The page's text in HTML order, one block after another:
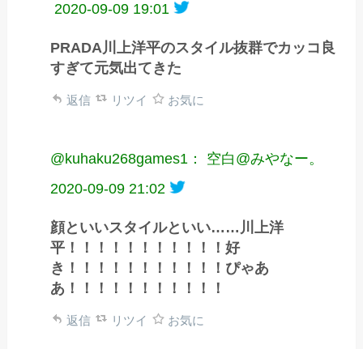
2020-09-09 19:01
PRADA川上洋平のスタイル抜群でカッコ良
すぎて元気出てきた
返信 リツイ お気に
@kuhaku268games1： 空白@みやなー。
2020-09-09 21:02
顔といいスタイルといい……川上洋
平！！！！！！！！！！！好
き！！！！！！！！！！！ぴゃあ
あ！！！！！！！！！！！
返信 リツイ お気に